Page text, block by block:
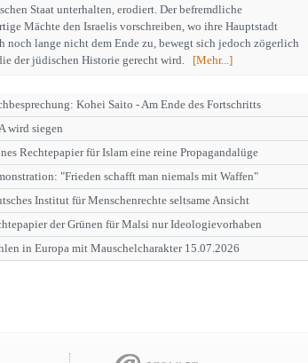
Staat unterhalten, erodiert. Der befremdliche
Mächte den Israelis vorschreiben, wo ihre Hauptstadt
noch lange nicht dem Ende zu, bewegt sich jedoch zögerlich
der jüdischen Historie gerecht wird. [Mehr...]
Kohei Saito - Am Ende des Fortschritts
wird siegen
Rechtepapier für Islam eine reine Propagandalüge
"Frieden schafft man niemals mit Waffen"
Institut für Menschenrechte seltsame Ansicht
der Grünen für Malsi nur Ideologievorhaben
in Europa mit Mauschelcharakter 15.07.2026